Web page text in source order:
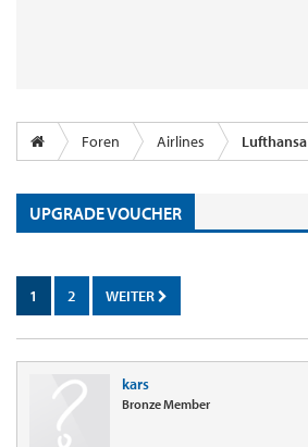
Foren Airlines Lufthansa
UPGRADE VOUCHER
1 2 WEITER
kars
Bronze Member